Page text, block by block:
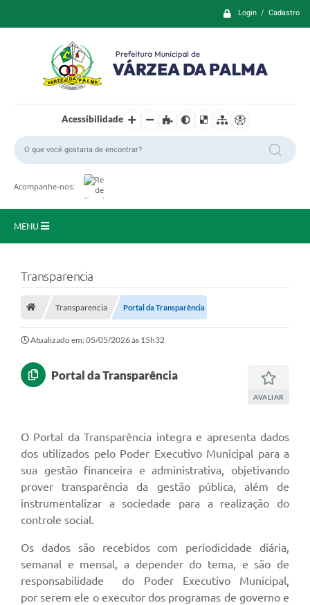
Login / Cadastro
Acessibilidade
Acompanhe-nos:
MENU
Prefeitura
Empresas
Cidadão
Publicações
SIC
Ouvidoria
COVID-19
Lei Aldir Blanc
Contato
Transparencia
Transparencia Portal da Transparência
Atualizado em: 05/05/2026 às 15h32
Portal da Transparência
AVALIAR
O Portal da Transparência integra e apresenta dados
dos utilizados pelo Poder Executivo Municipal para a
sua gestão financeira e administrativa, objetivando
prover transparência da gestão pública, além de
instrumentalizar a sociedade para a realização do
controle social.
Os dados são recebidos com periodicidade diária,
semanal e mensal, a depender do tema, e são de
responsabilidade do Poder Executivo Municipal,
por serem ele o executor dos programas de governo e